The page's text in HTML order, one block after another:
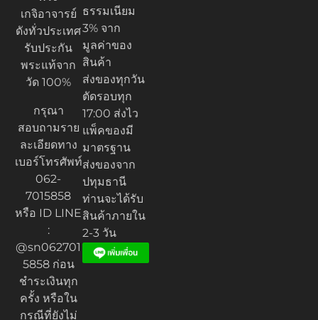
เกจิอาจารย์
ดังทั่วประเทศ
รับประกัน
พระแท้จาก
วัด 100%
กรุณา
สอบถามราย
ละเอียดทาง
เบอร์โทรศัพท์
062-
7015858
หรือ ID LINE
:
@sn062701
5858 ก่อน
ชำระเงินทุก
ครั้ง หรือใน
กรณีที่ยังไม่
ธรรมเนียม
3% จาก
มูลค่าของ
สินค้า
ส่งของทุกวัน
ตัดรอบทุก
17:00 ส่งไว
แพ็คของมี
มาตรฐาน
ส่งของจาก
ปทุมธานี
ท่านจะได้รับ
สินค้าภายใน
2-3 วัน